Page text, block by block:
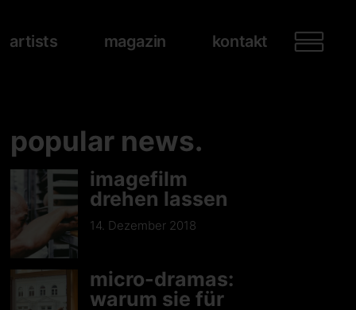
artists magazin kontakt
popular news.
imagefilm
drehen lassen
14. Dezember 2018
micro-dramas:
warum sie für